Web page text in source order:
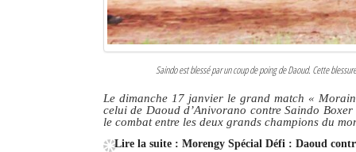
Saindo est blessé par un coup de poing de Daoud. Cette
Le dimanche 17 janvier le grand match «
celui de Daoud d’Anivorano contre Saindo
le combat entre les deux grands champions du
Lire la suite : Morengy Spécial Défi : Daoud